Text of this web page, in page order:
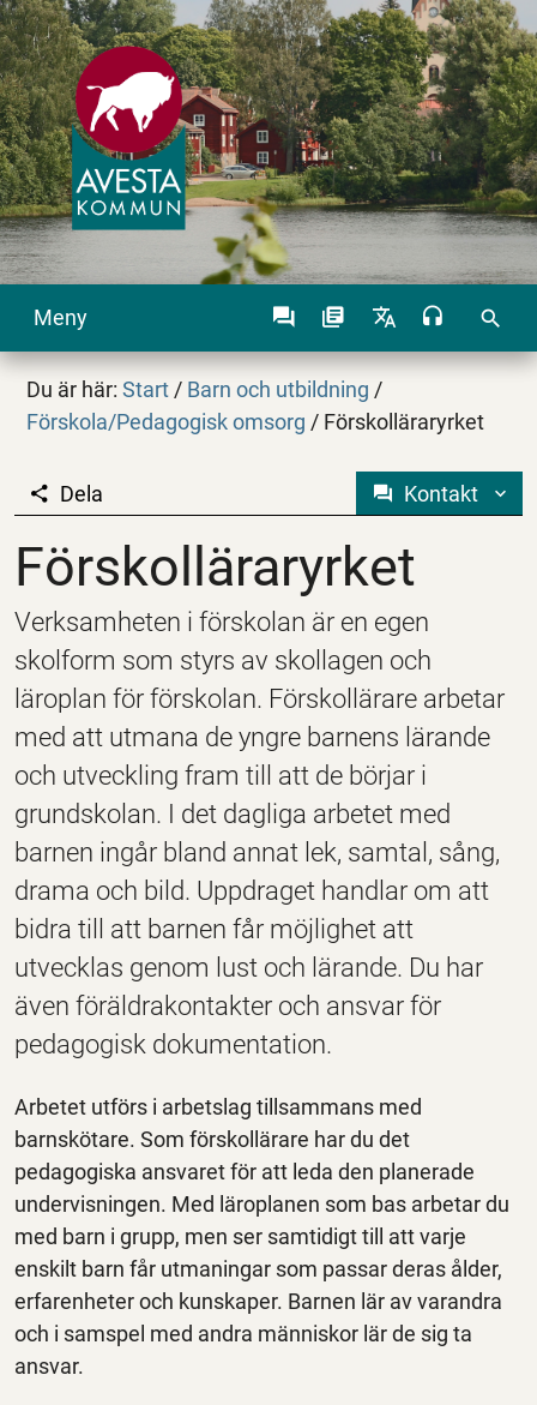
Meny search
Du är här:Start / Barn och utbildning /
Förskola/Pedagogisk omsorg / Förskolläraryrket
Förskolläraryrket
Dela Kontakt
Förskolläraryrket
Verksamheten i förskolan är en egen
skolform som styrs av skollagen och
läroplan för förskolan. Förskollärare arbetar
med att utmana de yngre barnens lärande
och utveckling fram till att de börjar i
grundskolan. I det dagliga arbetet med
barnen ingår bland annat lek, samtal, sång,
drama och bild. Uppdraget handlar om att
bidra till att barnen får möjlighet att
utvecklas genom lust och lärande. Du har
även föräldrakontakter och ansvar för
pedagogisk dokumentation.
Arbetet utförs i arbetslag tillsammans med
barnskötare. Som förskollärare har du det
pedagogiska ansvaret för att leda den planerade
undervisningen. Med läroplanen som bas arbetar du
med barn i grupp, men ser samtidigt till att varje
enskilt barn får utmaningar som passar deras ålder,
erfarenheter och kunskaper. Barnen lär av varandra
och i samspel med andra människor lär de sig ta
ansvar.